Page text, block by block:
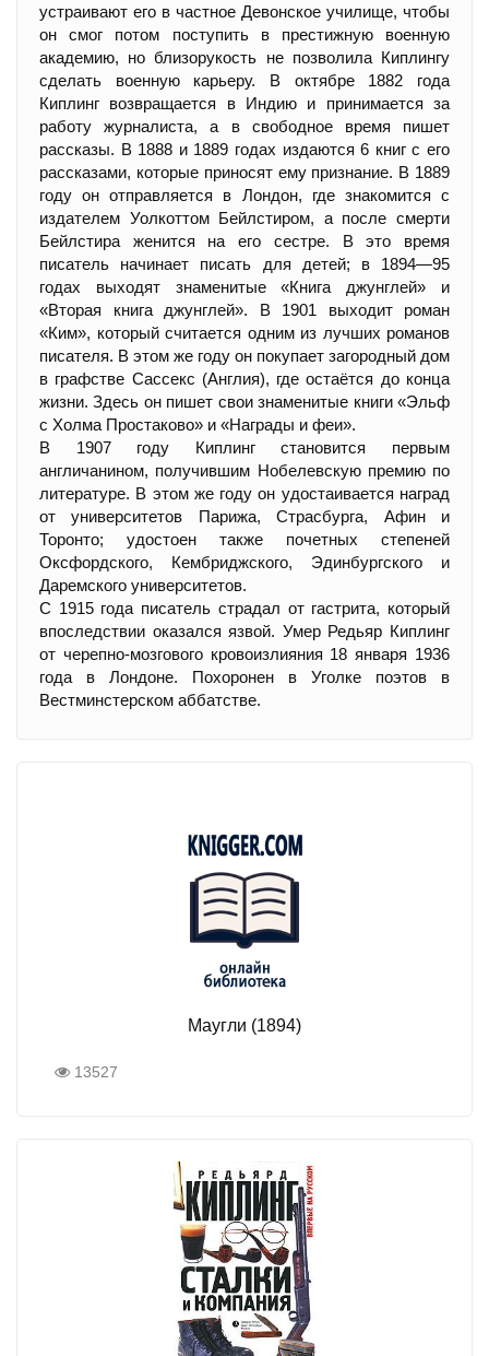
устраивают его в частное Девонское училище, чтобы
он смог потом поступить в престижную военную
академию, но близорукость не позволила Киплингу
сделать военную карьеру. В октябре 1882 года
Киплинг возвращается в Индию и принимается за
работу журналиста, а в свободное время пишет
рассказы. В 1888 и 1889 годах издаются 6 книг с его
рассказами, которые приносят ему признание. В 1889
году он отправляется в Лондон, где знакомится с
издателем Уолкоттом Бейлстиром, а после смерти
Бейлстира женится на его сестре. В это время
писатель начинает писать для детей; в 1894—95
годах выходят знаменитые «Книга джунглей» и
«Вторая книга джунглей». В 1901 выходит роман
«Ким», который считается одним из лучших романов
писателя. В этом же году он покупает загородный дом
в графстве Сассекс (Англия), где остаётся до конца
жизни. Здесь он пишет свои знаменитые книги «Эльф
с Холма Простаково» и «Награды и феи».
В 1907 году Киплинг становится первым
англичанином, получившим Нобелевскую премию по
литературе. В этом же году он удостаивается наград
от университетов Парижа, Страсбурга, Афин и
Торонто; удостоен также почетных степеней
Оксфордского, Кембриджского, Эдинбургского и
Даремского университетов.
С 1915 года писатель страдал от гастрита, который
впоследствии оказался язвой. Умер Редьяр Киплинг
от черепно-мозгового кровоизлияния 18 января 1936
года в Лондоне. Похоронен в Уголке поэтов в
Вестминстерском аббатстве.
Маугли (1894)
13527